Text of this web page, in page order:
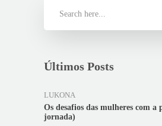
Últimos Posts
LUKONA
Os desafios das mulheres com
jornada)